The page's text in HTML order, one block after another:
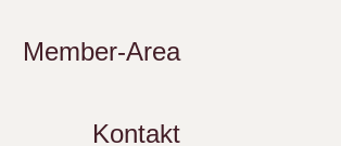
Member-Area
Kontakt